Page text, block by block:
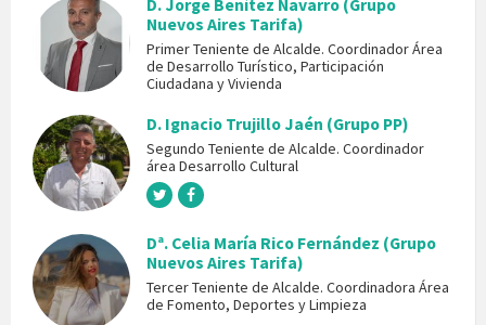
D. Jorge Benítez Navarro (Grupo
Nuevos Aires Tarifa)
Primer Teniente de Alcalde. Coordinador Área
de Desarrollo Turístico, Participación
Ciudadana y Vivienda
D. Ignacio Trujillo Jaén (Grupo PP)
Segundo Teniente de Alcalde. Coordinador
área Desarrollo Cultural
Dª. Celia María Rico Fernández (Grupo
Nuevos Aires Tarifa)
Tercer Teniente de Alcalde. Coordinadora Área
de Fomento, Deportes y Limpieza